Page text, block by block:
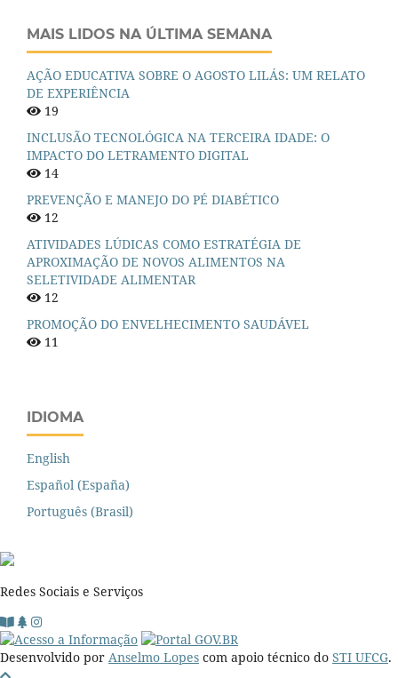
MAIS LIDOS NA ÚLTIMA SEMANA
AÇÃO EDUCATIVA SOBRE O AGOSTO LILÁS: UM RELATO
DE EXPERIÊNCIA
19
INCLUSÃO TECNOLÓGICA NA TERCEIRA IDADE: O
IMPACTO DO LETRAMENTO DIGITAL
14
PREVENÇÃO E MANEJO DO PÉ DIABÉTICO
12
ATIVIDADES LÚDICAS COMO ESTRATÉGIA DE
APROXIMAÇÃO DE NOVOS ALIMENTOS NA
SELETIVIDADE ALIMENTAR
12
PROMOÇÃO DO ENVELHECIMENTO SAUDÁVEL
11
IDIOMA
English
Español (España)
Português (Brasil)
Redes Sociais e Serviços
Desenvolvido por Anselmo Lopes com apoio técnico do STI UFCG.